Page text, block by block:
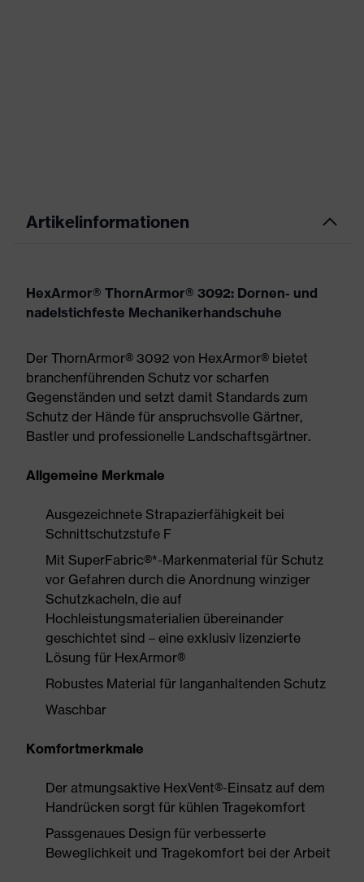
Artikelinformationen
HexArmor® ThornArmor® 3092: Dornen- und
nadelstichfeste Mechanikerhandschuhe
Der ThornArmor® 3092 von HexArmor® bietet
branchenführenden Schutz vor scharfen
Gegenständen und setzt damit Standards zum
Schutz der Hände für anspruchsvolle Gärtner,
Bastler und professionelle Landschaftsgärtner.
Allgemeine Merkmale
Ausgezeichnete Strapazierfähigkeit bei
Schnittschutzstufe F
Mit SuperFabric®*-Markenmaterial für Schutz
vor Gefahren durch die Anordnung winziger
Schutzkacheln, die auf
Hochleistungsmaterialien übereinander
geschichtet sind – eine exklusiv lizenzierte
Lösung für HexArmor®
Robustes Material für langanhaltenden Schutz
Waschbar
Komfortmerkmale
Der atmungsaktive HexVent®-Einsatz auf dem
Handrücken sorgt für kühlen Tragekomfort
Passgenaues Design für verbesserte
Beweglichkeit und Tragekomfort bei der Arbeit